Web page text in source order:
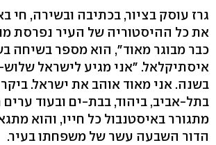
גרז עוסק בציור, בכתיבה ובשירה, חי
את כל ההיסטוריה של העיר נפרסת
כבר מבוגר מאוד", הוא מספר בשיחה
איסתיקלאל. "אני מגיע לישראל
בשנה. אני מאוד אוהב את ישראל.
בתל-אביב, ביהוד, בבת-ים ובעוד ערים
מתגורר באיסטנבול כל חייו, והוא
הדור השבעה עשר של משפחתו בעיר.